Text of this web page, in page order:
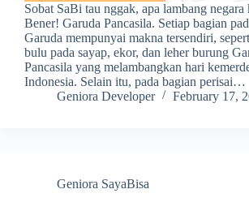
Sobat SaBi tau nggak, apa lambang negara
Bener! Garuda Pancasila. Setiap bagian
Garuda mempunyai makna tersendiri,
bulu pada sayap, ekor, dan leher burung
Pancasila yang melambangkan hari
Indonesia. Selain itu, pada bagian perisai…
Geniora Developer
February 17,
Geniora SayaBisa